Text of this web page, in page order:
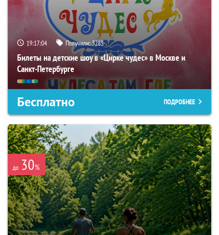
19:17:03 Получили: 3285
Билеты на детские шоу в «Цирке чудес» в Москве и
Санкт-Петербурге
Бесплатно ПОДРОБНЕЕ
до 30%